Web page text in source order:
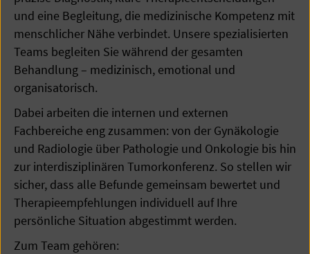
und eine Begleitung, die medizinische Kompetenz mit
menschlicher Nähe verbindet. Unsere spezialisierten
Teams begleiten Sie während der gesamten
Behandlung – medizinisch, emotional und
organisatorisch.
Dabei arbeiten die internen und externen
Fachbereiche eng zusammen: von der Gynäkologie
und Radiologie über Pathologie und Onkologie bis hin
zur interdisziplinären Tumorkonferenz. So stellen wir
sicher, dass alle Befunde gemeinsam bewertet und
Therapieempfehlungen individuell auf Ihre
persönliche Situation abgestimmt werden.
Zum Team gehören: